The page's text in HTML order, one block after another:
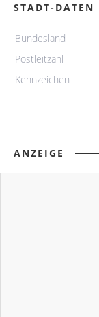
STADT-DATEN
Bundesland
Postleitzahl
Kennzeichen
ANZEIGE